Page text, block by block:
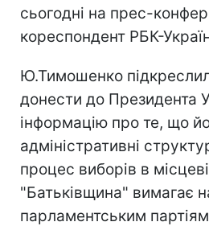
сьогодні на прес-
кореспондент РБК-
Ю.Тимошенко
донести до Президента
інформацію про те, що
адміністративні
процес виборів в
"Батьківщина" вимагає
парламентським